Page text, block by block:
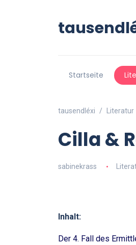
Startseite
tausendléxi Literatur
Cilla &
sabinekrass
Inhalt:
Der 4. Fall des